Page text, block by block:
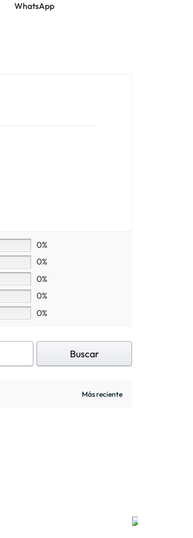
WhatsApp
0%
0%
0%
0%
0%
Buscar